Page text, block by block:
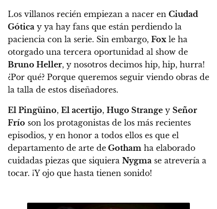
Los villanos recién empiezan a nacer en Ciudad
Gótica y ya hay fans que están perdiendo la
paciencia con la serie. Sin embargo, Fox le ha
otorgado una tercera oportunidad al show de
Bruno Heller, y nosotros decimos hip, hip, hurra!
¿Por qué? Porque queremos seguir viendo obras de
la talla de estos diseñadores.
El Pingüino, El acertijo, Hugo Strange y Señor
Frío son los protagonistas de los más recientes
episodios, y en honor a todos ellos es que el
departamento de arte de Gotham ha elaborado
cuidadas piezas que siquiera Nygma se atrevería a
tocar. ¡Y ojo que hasta tienen sonido!